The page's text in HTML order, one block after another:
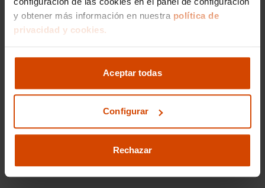
y obtener más información en nuestra política de
privacidad y cookies.
Aceptar todas
Configurar
Rechazar